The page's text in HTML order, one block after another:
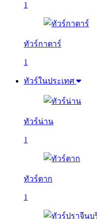
1
ทัวร์กาตาร์
1
ทัวร์ในประเทศ
ทัวร์น่าน
1
ทัวร์ตาก
1